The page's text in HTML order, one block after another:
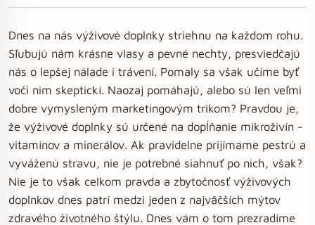
Dnes na nás výživové doplnky striehnu na každom rohu.
Sľubujú nám krásne vlasy a pevné nechty, presviedčajú
nás o lepšej nálade i trávení. Pomaly sa však učíme byť
voči nim skeptickí. Naozaj pomáhajú, alebo sú len veľmi
dobre vymysleným marketingovým trikom? Pravdou je,
že výživové doplnky sú určené na dopĺňanie mikroživín -
vitamínov a minerálov. Ak pravidelne prijímame pestrú a
vyváženú stravu, nie je potrebné siahnuť po nich, však?
Nie je to však celkom pravda a zbytočnosť výživových
doplnkov dnes patrí medzi jeden z najväčších mýtov
zdravého životného štýlu. Dnes vám o tom prezradíme